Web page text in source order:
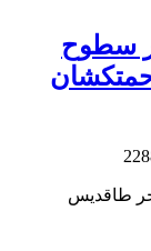
سطوح
طاقدیس